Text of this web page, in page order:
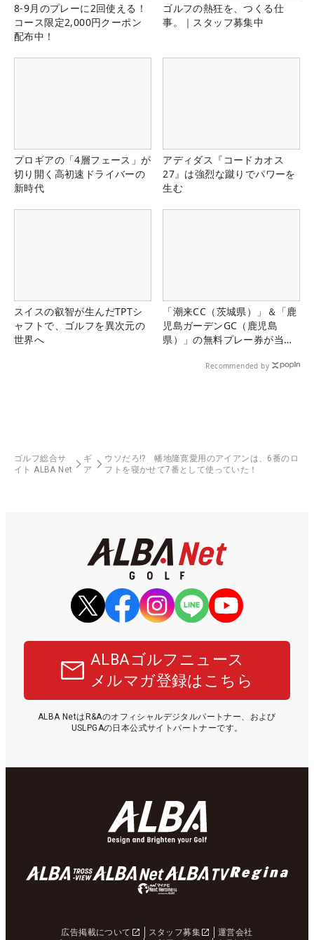
8-9月のプレーに2回使える！
コース限定2,000円クーポン
配布中！
ゴルフの熱狂を、つくる仕
事。｜スタッフ募集中
プロギアの「4層フェース」が
切り開く高初速ドライバーの
新時代
アディダス『コードカオス
27』は強烈な蹴りでパワーを
生む
スイスの叡智が生んだTPTシ
ャフトで、ゴルフを異次元の
世界へ
「潮来CC（茨城県）」＆「鹿
児島ガーデンGC（鹿児島
県）」の無料プレー券が当た
Recommended by
ゴルフ総合サ
イト ALBA Net
ギ
ア
ウソだろ!? 幡地隆寛愛用のアイアンは、6番のロ
フトを寝かせて7番として使っていた！
ALBAゴルフニュース
メルマガ登録はこちら
ALBA NetはR&Aのオフィシャルデジタルパートナー、および
USLPGAの日本公式サイトパートナーです。
広告掲載について スタッフ募集
運営会社